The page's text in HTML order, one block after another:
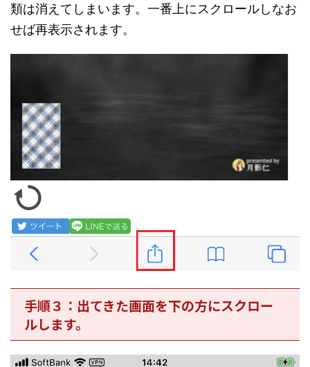
類は消えてしまいます。一番上にスクロールしなお
せば再表示されます。
手順３：出てきた画面を下の方にスクロー
ルします。